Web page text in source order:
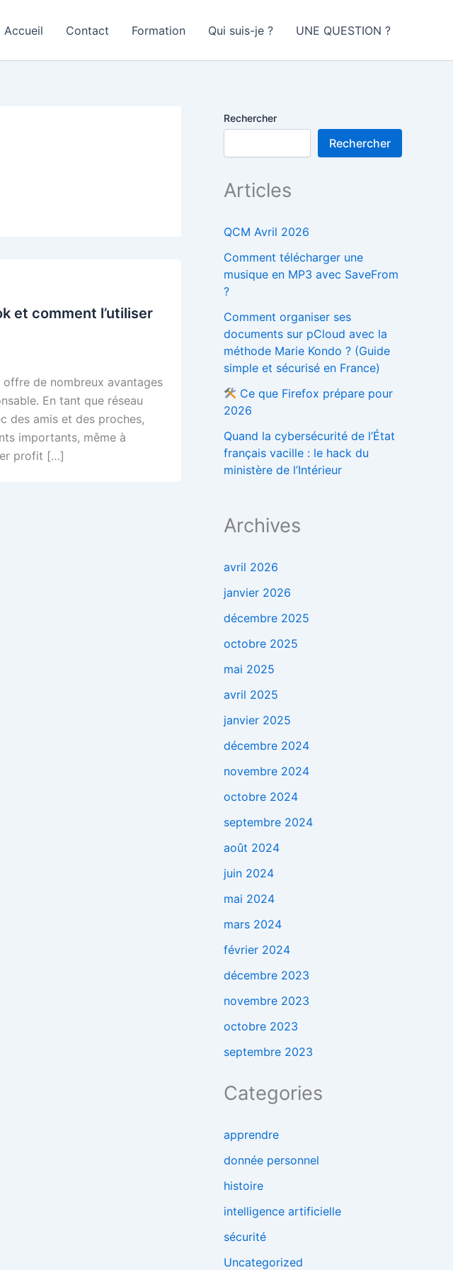
Accueil Contact Formation Qui suis-je ? UNE QUESTION ?
et comment l’utiliser
de nombreux avantages
En tant que réseau
des amis et des proches,
importants, même à
profit […]
Rechercher
Rechercher
Articles
QCM Avril 2026
Comment télécharger une
musique en MP3 avec SaveFrom
?
Comment organiser ses
documents sur pCloud avec la
méthode Marie Kondo ? (Guide
simple et sécurisé en France)
Ce que Firefox prépare pour
2026
Quand la cybersécurité de l’État
français vacille : le hack du
ministère de l’Intérieur
Archives
avril 2026
janvier 2026
décembre 2025
octobre 2025
mai 2025
avril 2025
janvier 2025
décembre 2024
novembre 2024
octobre 2024
septembre 2024
août 2024
juin 2024
mai 2024
mars 2024
février 2024
décembre 2023
novembre 2023
octobre 2023
septembre 2023
Categories
apprendre
donnée personnel
histoire
intelligence artificielle
sécurité
Uncategorized